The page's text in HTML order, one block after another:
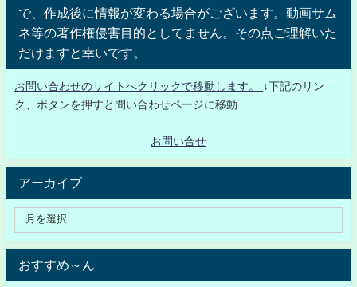
で、作成後に情報が変わる場合がございます。動画サム
ネ等の著作権侵害目的としてません。その点ご理解いた
だけますと幸いです。
お問い合わせのサイトへクリックで移動します。
↓下記のリン
ク、ボタンを押すと問い合わせページに移動
お問い合せ
アーカイブ
おすすめ～ん